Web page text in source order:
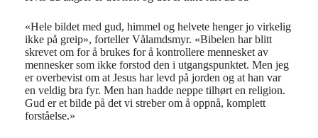
«Hele bildet med gud, himmel og helvete henger jo virkelig
ikke på greip», forteller Vålamdsmyr. «Bibelen har blitt
skrevet om for å brukes for å kontrollere mennesket av
mennesker som ikke forstod den i utgangspunktet. Men jeg
er overbevist om at Jesus har levd på jorden og at han var
en veldig bra fyr. Men han hadde neppe tilhørt en religion.
Gud er et bilde på det vi streber om å oppnå, komplett
forståelse.»